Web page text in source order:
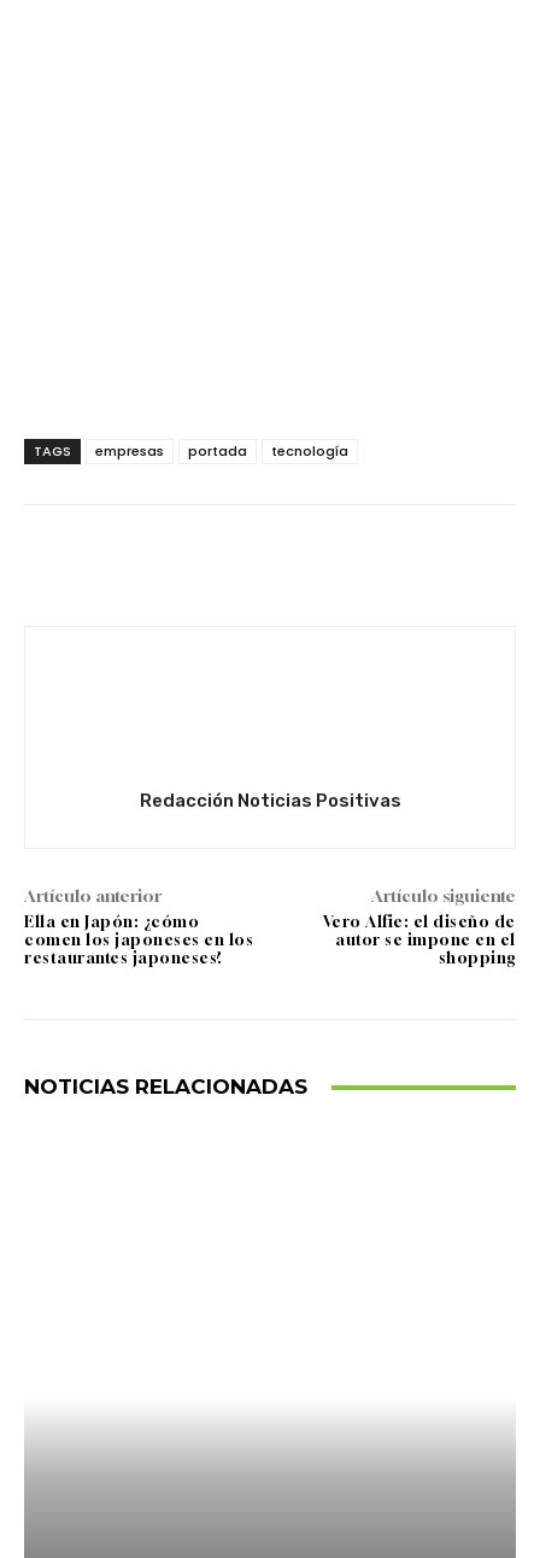
TAGS empresas portada tecnología
Redacción Noticias Positivas
Artículo anterior
Ella en Japón: ¿cómo
comen los japoneses en los
restaurantes japoneses?
Artículo siguiente
Vero Alfie: el diseño de
autor se impone en el
shopping
NOTICIAS RELACIONADAS